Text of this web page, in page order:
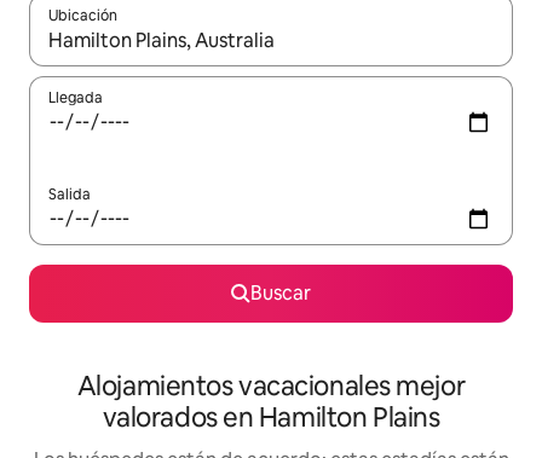
Ubicación
Cuando los resultados estén disponibles, navega con las
Llegada
Salida
Buscar
Alojamientos vacacionales mejor
valorados en Hamilton Plains